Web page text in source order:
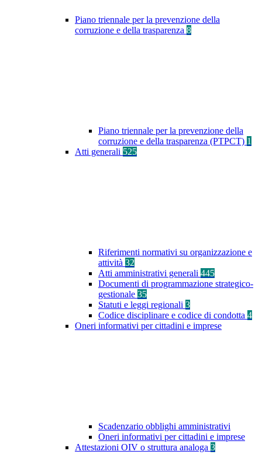
Piano triennale per la prevenzione della
corruzione e della trasparenza 8
Piano triennale per la prevenzione della
corruzione e della trasparenza (PTPCT) 1
Atti generali 525
Riferimenti normativi su organizzazione e
attività 32
Atti amministrativi generali 445
Documenti di programmazione strategico-
gestionale 35
Statuti e leggi regionali 3
Codice disciplinare e codice di condotta 4
Oneri informativi per cittadini e imprese
Scadenzario obblighi amministrativi
Oneri informativi per cittadini e imprese
Attestazioni OIV o struttura analoga 3